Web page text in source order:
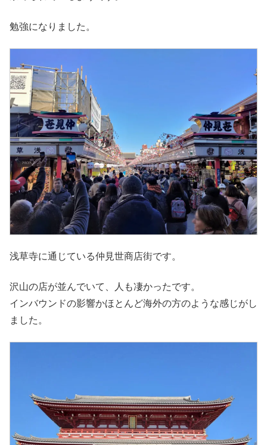
勉強になりました。
浅草寺に通じている仲見世商店街です。
沢山の店が並んでいて、人も凄かったです。
インバウンドの影響かほとんど海外の方のような感じがし
ました。